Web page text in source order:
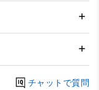
チャットで質問